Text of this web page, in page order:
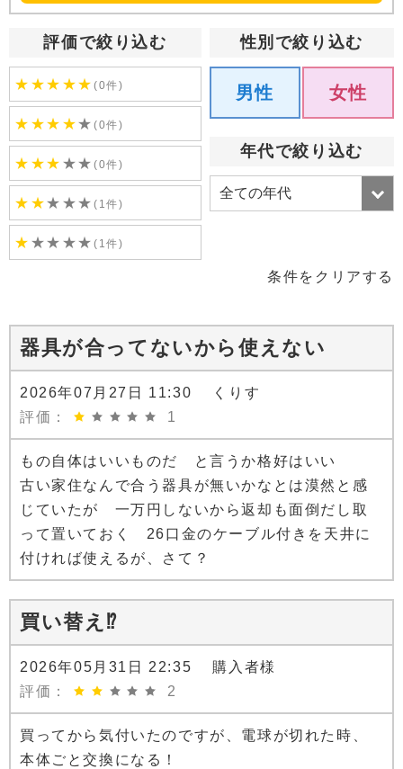
評価で絞り込む
★ ★★ ★★(0件)
★ ★★ ★★(0件)
★ ★★ ★★(0件)
★ ★★ ★★(1件)
★ ★★ ★★(1件)
性別で絞り込む
男性 女性
年代で絞り込む
条件をクリアする
器具が合ってないから使えない
2026年07月27日 11:30 くりす
評価：
1
もの自体はいいものだ と言うか格好はいい
古い家住なんで合う器具が無いかなとは漠然と感
じていたが 一万円しないから返却も面倒だし取
って置いておく 26口金のケーブル付きを天井に
付ければ使えるが、さて？
買い替え⁉︎
2026年05月31日 22:35 購入者様
評価：
2
買ってから気付いたのですが、電球が切れた時、
本体ごと交換になる！